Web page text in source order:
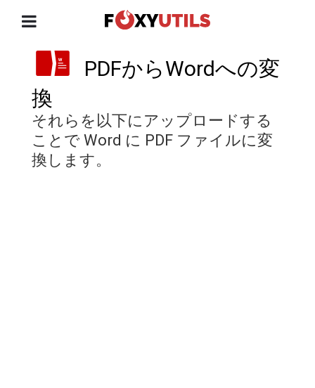
PDFからWordへの変
換
それらを以下にアップロードする
ことで Word に PDF ファイルに変
換します。